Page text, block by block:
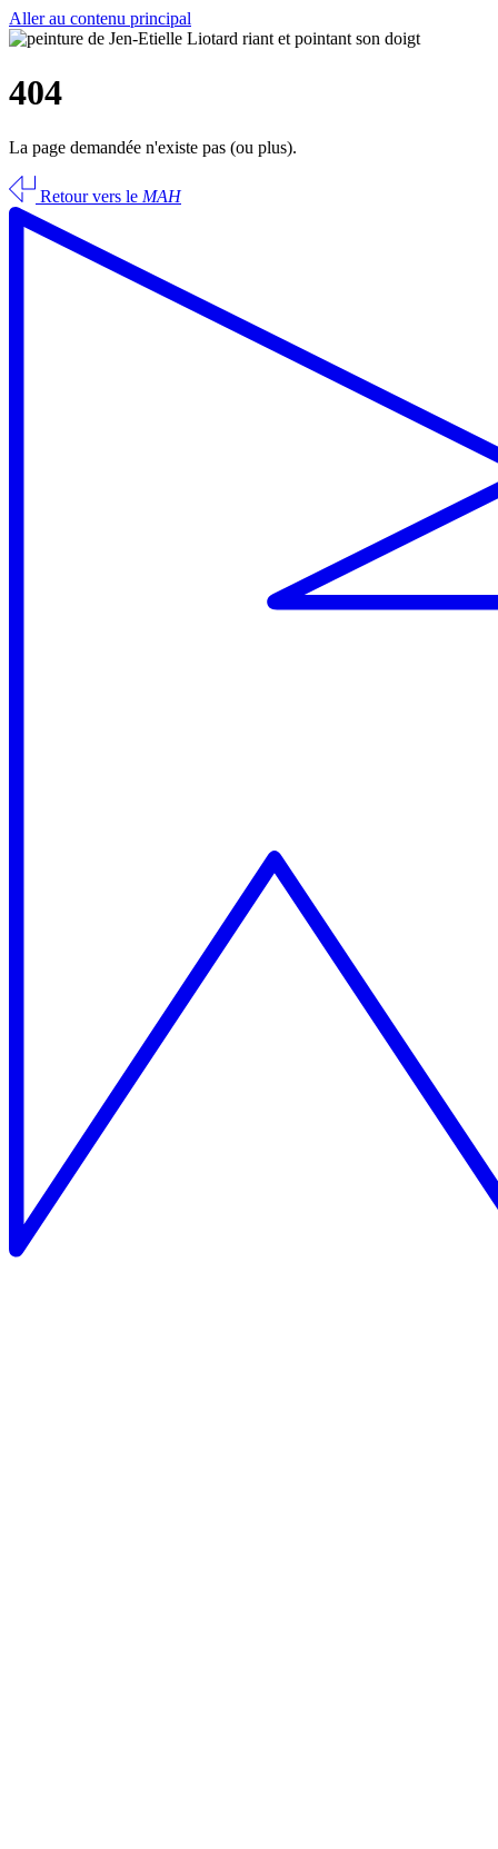
Aller au contenu principal
404
La page demandée n'existe pas (ou plus).
Retour vers le MAH